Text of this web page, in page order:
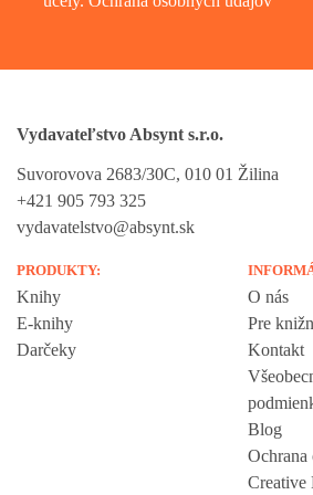
Vydavateľstvo Absynt s.r.o.
Suvorovova 2683/30C, 010 01 Žilina
+421 905 793 325
vydavatelstvo@absynt.sk
PRODUKTY:
Knihy
E-knihy
Darčeky
O nás
Pre
Kontakt
Blog
Ochrana
Creative